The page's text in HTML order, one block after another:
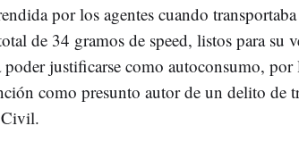
por los agentes cuando
de 34 gramos de speed, listos para su
poder justificarse como autoconsumo, por
como presunto autor de un delito de